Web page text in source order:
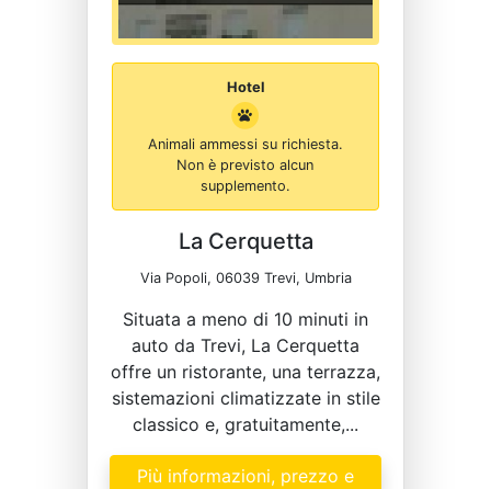
Hotel
Animali ammessi su richiesta.
Non è previsto alcun
supplemento.
La Cerquetta
Via Popoli, 06039 Trevi, Umbria
Situata a meno di 10 minuti in
auto da Trevi, La Cerquetta
offre un ristorante, una terrazza,
sistemazioni climatizzate in stile
classico e, gratuitamente,...
Più informazioni, prezzo e